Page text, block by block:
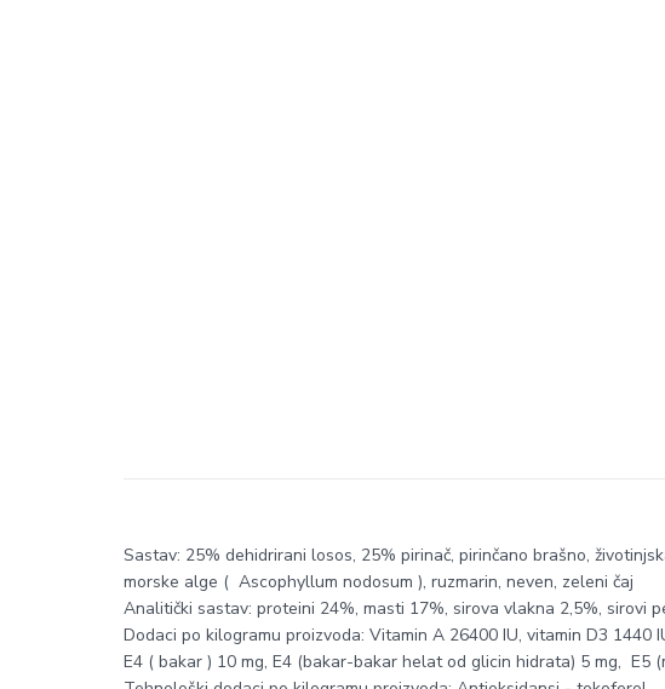
Sastav: 25% dehidrirani losos, 25% pirinač, pirinčano brašno,
morske alge ( Ascophyllum nodosum ), ruzmarin, neven, zeleni čaj
Analitički sastav: proteini 24%, masti 17%, sirova vlakna 2,5%, sirovi
Dodaci po kilogramu proizvoda: Vitamin A 26400 IU, vitamin D3 1440
E4 ( bakar ) 10 mg, E4 (bakar-bakar helat od glicin hidrata) 5 mg, E5